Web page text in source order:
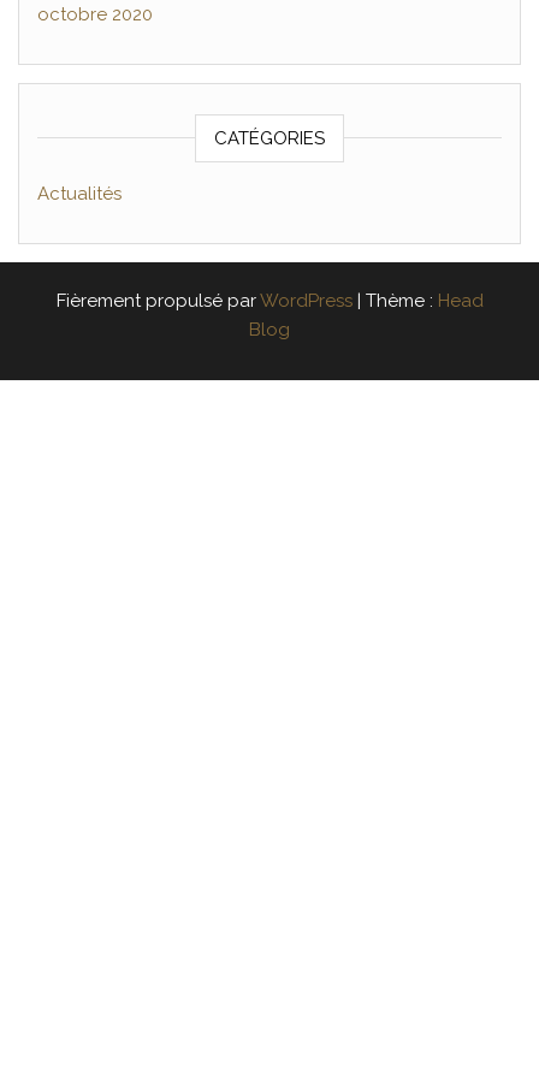
octobre 2020
CATÉGORIES
Actualités
Fièrement propulsé parWordPress Thème : Head
Blog